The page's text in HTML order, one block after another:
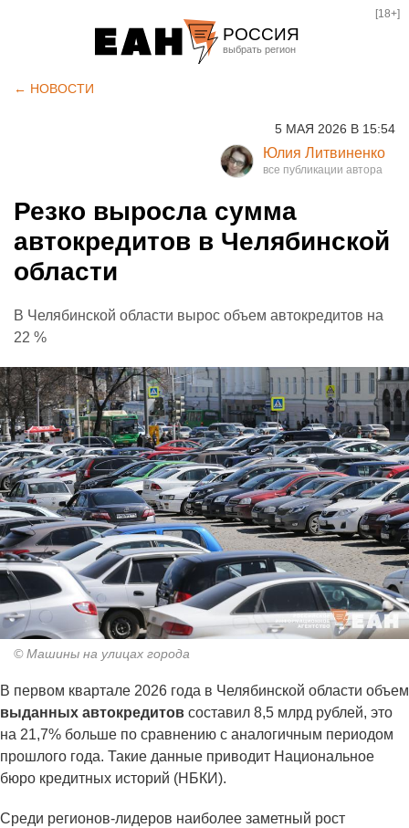
РОССИЯ
Курган
Оренбург
[18+]
← НОВОСТИ
5 МАЯ 2026 В 15:54
Юлия Литвиненко
Резко выросла сумма
автокредитов в Челябинской
области
В Челябинской области вырос объем автокредитов на
22 %
© Машины на улицах города
В первом квартале 2026 года в Челябинской области объем
выданных автокредитов составил 8,5 млрд рублей, это
на 21,7% больше по сравнению с аналогичным периодом
прошлого года. Такие данные приводит Национальное
бюро кредитных историй (НБКИ).
Среди регионов-лидеров наиболее заметный рост